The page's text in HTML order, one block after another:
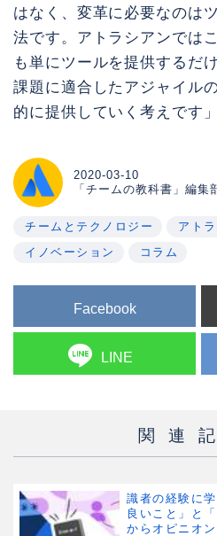
はなく、変革に必要なのは
法です。アトラシアンでは
も単にツールを提供するだ
課題に適合したアジャイル
的に提供していく考えです
2020-03-10
「チームの教科書」編集
チームとテクノロジー アト
イノベーション
コラム
Facebook
LINE
関連
識者の経験に
良いこと」と
からオピニオ